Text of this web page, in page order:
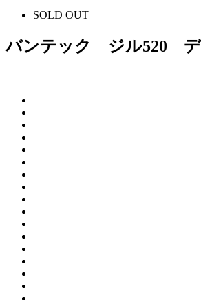
SOLD OUT
バンテック ジル520 デ